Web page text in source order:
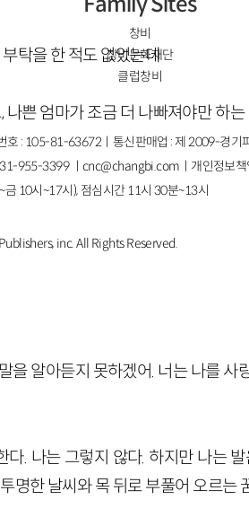
탁을 한 적도 없었는데
쁜 엄마가 조금 더 나빠져야만 하
을 알아듣지 못하겠어. 너는 나를 사
. 나는 그렇지 않다. 하지만 나는
명한 날씨와 목 뒤로 부풀어 오르는
창비
창비문화재단
클럽창비
호 : 105-81-63672ㅣ통신판매업 : 제 2009-경기
955-3399 ㅣcnc@changbi.com ㅣ개인정보
10시~17시), 점심시간 11시 30분~13시
inc. All Rights Reserved.